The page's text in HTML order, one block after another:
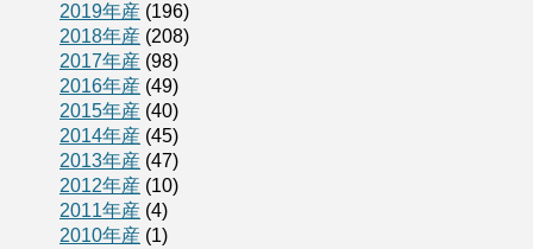
2019年産 (196)
2018年産 (208)
2017年産 (98)
2016年産 (49)
2015年産 (40)
2014年産 (45)
2013年産 (47)
2012年産 (10)
2011年産 (4)
2010年産 (1)